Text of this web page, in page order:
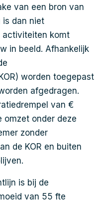
van een bron van
is dan niet
activiteiten komt
in beeld. Afhankelijk
worden toegepast
afgedragen.
van €
omzet onder deze
zonder
de KOR en buiten
is bij de
van 55 fte